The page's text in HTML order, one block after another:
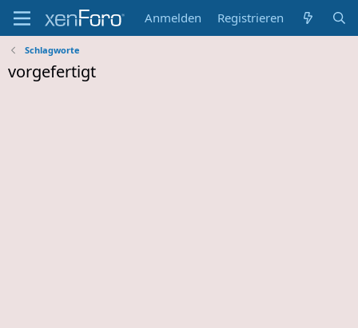
Anmelden Registrieren
Schlagworte
vorgefertigt